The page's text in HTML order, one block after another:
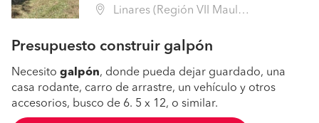
Linares (Región VII Maule - Linares)
Presupuesto construir galpón
Necesito galpón, donde pueda dejar guardado, una
casa rodante, carro de arrastre, un vehículo y otros
accesorios, busco de 6. 5 x 12, o similar.